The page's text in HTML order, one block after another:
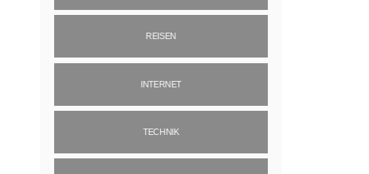
REISEN
INTERNET
TECHNIK